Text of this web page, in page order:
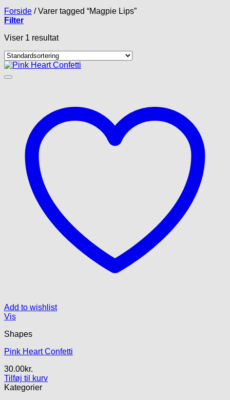
Forside /Varer tagged “Magpie Lips”
Filter
Viser 1 resultat
Add to wishlist
Vis
Shapes
Pink Heart Confetti
30.00kr.
Tilføj til kurv
Kategorier